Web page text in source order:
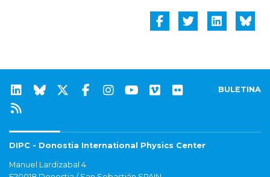
BULETINA
DIPC - Donostia International Physics Center
Manuel Lardizabal 4